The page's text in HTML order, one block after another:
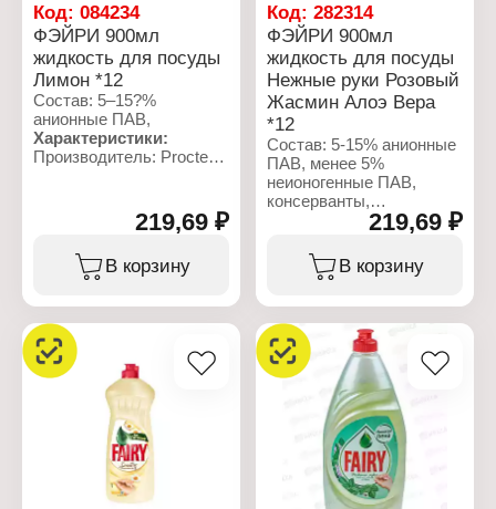
Код: 084234
ФЭЙРИ 900мл
жидкость для посуды
Лимон *12
Состав: 5–15?%
анионные ПАВ,
Характеристики:
Производитель: Procter
Тип товара: Средство
для мытья посуды
Назначение: для мытья
посуды
Форма выпуска:
жидкость
Объем: 900 мл
219,69 ₽
В корзину
Код:282314
ФЭЙРИ 900мл
жидкость для посуды
Нежные руки Розовый
Жасмин Алоэ Вера
*12
Состав: 5-15% анионные
ПАВ, менее 5%
неионогенные ПАВ,
консерванты,
ароматизирующие
добавки, гераниол.
Характеристики:
Бренд: Fairy
Линейка: Нежные руки
Тип товара: Средство
для мытья посуды
Аромат: Аромат розового
жасмина и Алоэ Вера
Форма выпуска:
жидкость
Объем: 900 мл
219,69 ₽
В корзину